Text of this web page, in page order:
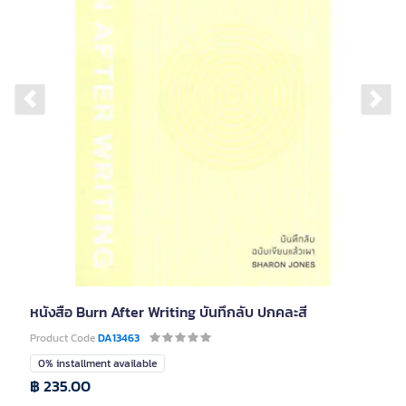
Previous slide
หนังสือ Burn After Writing บันทึกลับ ปกคละสี
Product CodeDA13463
0% installment available
฿ 235.00